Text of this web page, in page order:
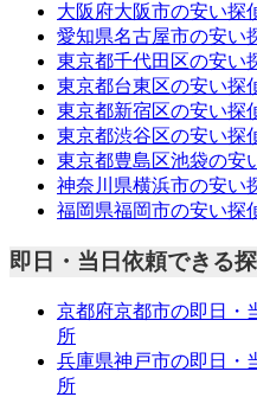
大阪府大阪市の安い探
愛知県名古屋市の安い
東京都千代田区の安い
東京都台東区の安い探
東京都新宿区の安い探
東京都渋谷区の安い探
東京都豊島区池袋の安
神奈川県横浜市の安い
福岡県福岡市の安い探
即日・当日依頼できる
京都府京都市の即日・
所
兵庫県神戸市の即日・
所